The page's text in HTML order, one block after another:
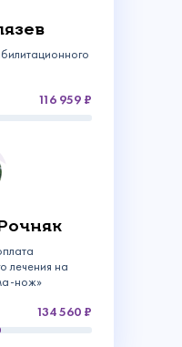
116 959
лечения на
нож»
134 560
с